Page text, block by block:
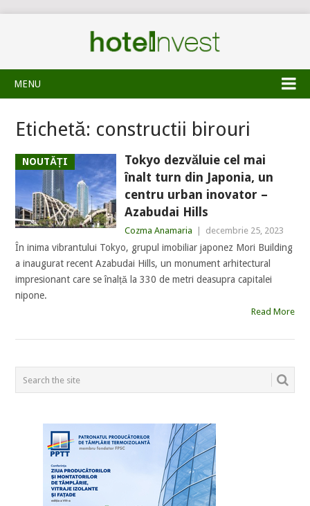
MENU
Etichetă: constructii birouri
NOUTĂȚI
Tokyo dezvăluie cel mai
înalt turn din Japonia, un
centru urban inovator –
Azabudai Hills
Cozma Anamaria decembrie 25, 2023
În inima vibrantului Tokyo, grupul imobiliar japonez Mori Building
a inaugurat recent Azabudai Hills, un monument arhitectural
impresionant care se înalță la 330 de metri deasupra capitalei
nipone.
Read More
POSTS
NAVIGATION